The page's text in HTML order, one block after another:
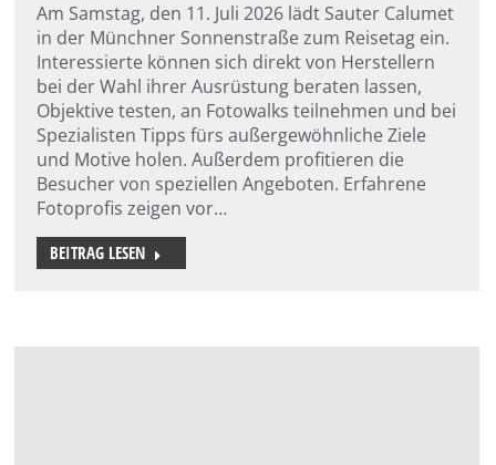
Am Samstag, den 11. Juli 2026 lädt Sauter Calumet
in der Münchner Sonnenstraße zum Reisetag ein.
Interessierte können sich direkt von Herstellern
bei der Wahl ihrer Ausrüstung beraten lassen,
Objektive testen, an Fotowalks teilnehmen und bei
Spezialisten Tipps fürs außergewöhnliche Ziele
und Motive holen. Außerdem profitieren die
Besucher von speziellen Angeboten. Erfahrene
Fotoprofis zeigen vor…
BEITRAG LESEN